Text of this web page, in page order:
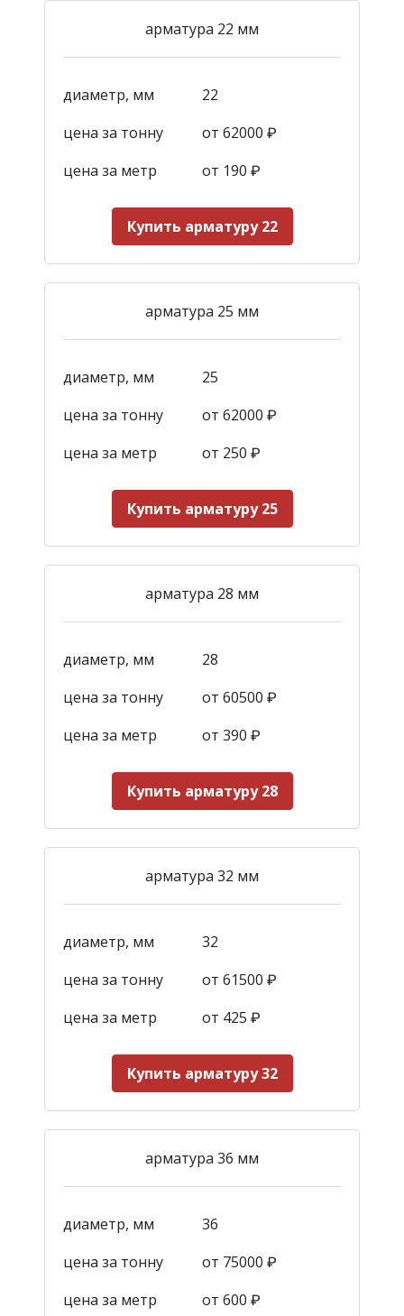
арматура 22 мм
диаметр, мм
22
цена за тонну
от 62000 ₽
цена за метр
от 190 ₽
Купить арматуру 22
арматура 25 мм
диаметр, мм
25
цена за тонну
от 62000 ₽
цена за метр
от 250 ₽
Купить арматуру 25
арматура 28 мм
диаметр, мм
28
цена за тонну
от 60500 ₽
цена за метр
от 390 ₽
Купить арматуру 28
арматура 32 мм
диаметр, мм
32
цена за тонну
от 61500 ₽
цена за метр
от 425 ₽
Купить арматуру 32
арматура 36 мм
диаметр, мм
36
цена за тонну
от 75000 ₽
цена за метр
от 600 ₽